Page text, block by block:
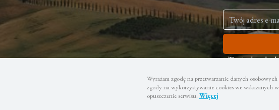
Wyrażam zgodę na przetwarzanie danych
zgody na wykorzystywanie cookies we wskazanych
opuszczenie serwisu. Więcej
Twoje dane